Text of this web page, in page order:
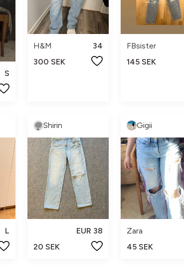
S
H&M
34
300 SEK
FBsister
145 SEK
L
Shirin
EUR 38
20 SEK
Gigii
Zara
45 SEK